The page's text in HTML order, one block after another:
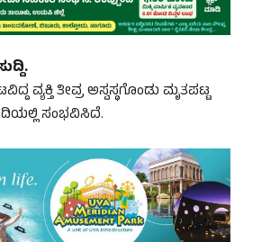
ವ್ಯಕ್ತಿ ತೀವ್ರ ಅಸ್ವಸ್ಥಗೊಂಡು ಮೃತಪಟ್ಟ
ಸಂಭವಿಸಿದೆ.